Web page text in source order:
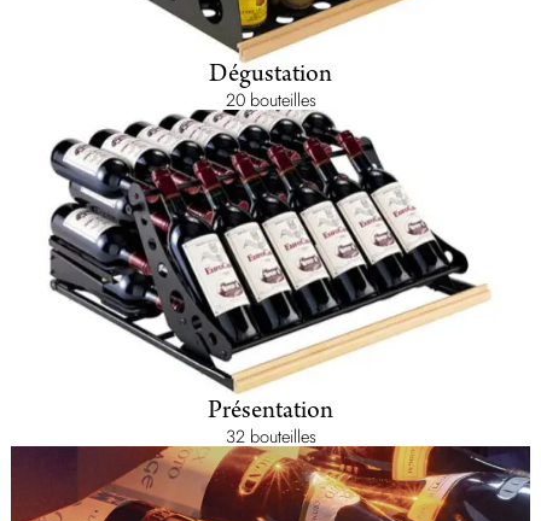
Dégustation
20 bouteilles
Présentation
32 bouteilles